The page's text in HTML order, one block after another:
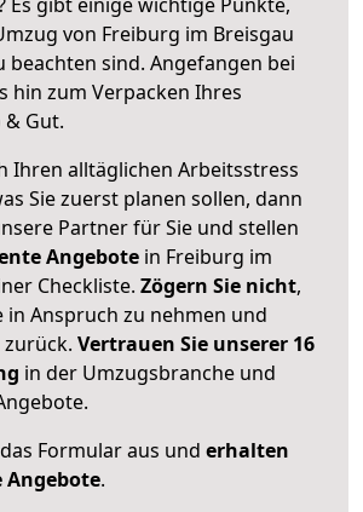
von Freiburg im Breisgau
beachten sind. Angefangen bei
hin zum Verpacken Ihres
Gut.
Ihren alltäglichen Arbeitsstress
Sie zuerst planen sollen, dann
Partner für Sie und stellen
Angebote in Freiburg im
Checkliste. Zögern Sie nicht,
in Anspruch zu nehmen und
zurück. Vertrauen Sie unserer 16
in der Umzugsbranche und
Formular aus und erhalten
Angebote.